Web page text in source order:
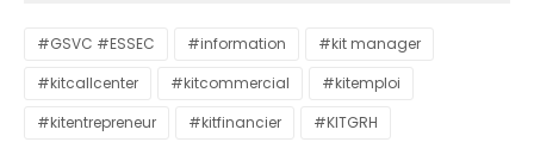
#GSVC #ESSEC #information
#kit manager
#kitcallcenter
#kitcommercial
#kitemploi
#kitentrepreneur
#kitfinancier
#KITGRH